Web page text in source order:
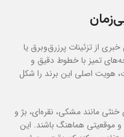
از تزئینات پرزرق‌وبرق یا
تمیز با خطوط دقیق و
هویت اصلی این برند را شکل
مانند مشکی، نقره‌ای، بژ و
موقعیتی هماهنگ باشند. این